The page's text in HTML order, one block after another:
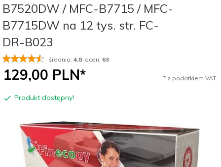
B7520DW / MFC-B7715 / MFC-
B7715DW na 12 tys. str. FC-
DR-B023
średnia: 4.8ocen: 63
129,00 PLN* * z podatkiem VAT
Produkt dostępny!